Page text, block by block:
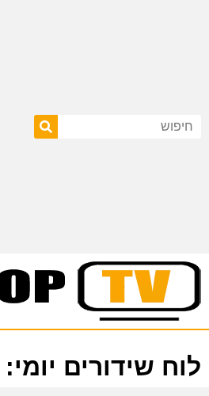
לוח שידורים יומי: ערוץ